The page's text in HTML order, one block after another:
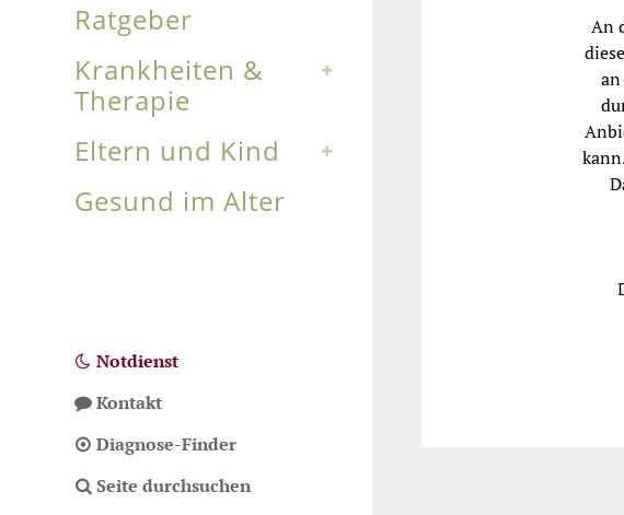
Ratgeber
Krankheiten &
Therapie
Eltern und Kind
Gesund im Alter
Notdienst
Kontakt
Diagnose-Finder
Seite durchsuchen
An